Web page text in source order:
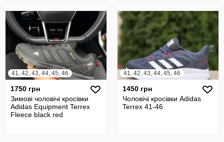
41, 42, 43, 44, 45, 46
1750 грн
Зимові чоловічі кросівки
Adidas Equipment Terrex
Fleece black red
41, 42, 43, 44, 45, 46
1450 грн
Чоловічі кросівки Adidas
Terrex 41-46